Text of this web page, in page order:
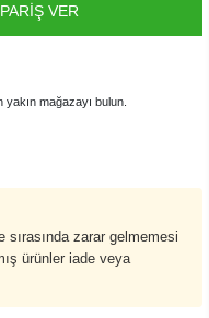
VER
mağazayı bulun.
zarar gelmemesi
ürünler iade veya